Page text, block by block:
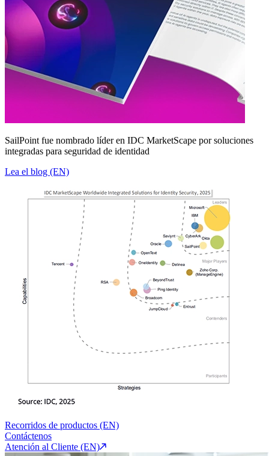
SailPoint fue nombrado líder en IDC MarketScape por soluciones
integradas para seguridad de identidad
Lea el blog (EN)
Recorridos de productos (EN)
Contáctenos
Atención al Cliente (EN)